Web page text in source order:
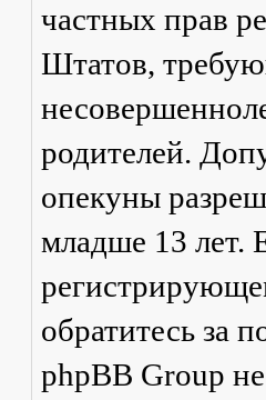
частных прав
Штатов,
родителей.
опекуны
младше 13 лет.
обратитесь за
phpBB Group